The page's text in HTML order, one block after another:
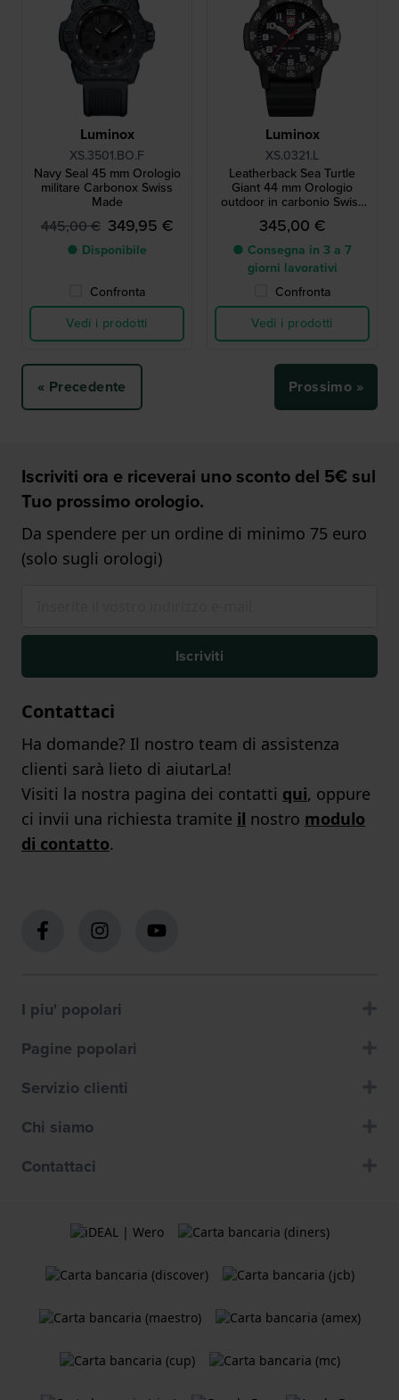
Luminox
XS.3501.BO.F
Navy Seal 45 mm Orologio
militare Carbonox Swiss
Made
445,00 € 349,95 €
● Disponibile
Confronta
Vedi i prodotti
Luminox
XS.0321.L
Leatherback Sea Turtle
Giant 44 mm Orologio
outdoor in carbonio Swiss
Made
345,00 €
● Consegna in 3 a 7
giorni lavorativi
Confronta
Vedi i prodotti
« Precedente Prossimo »
Iscriviti ora e riceverai uno sconto del 5€ sul
Tuo prossimo orologio.
Da spendere per un ordine di minimo 75 euro
(solo sugli orologi)
Iscriviti
Contattaci
Ha domande? Il nostro team di assistenza
clienti sarà lieto di aiutarLa!
Visiti la nostra pagina dei contatti qui, oppure
ci invii una richiesta tramite il nostro modulo
di contatto.
I piu' popolari
Pagine popolari
Servizio clienti
Chi siamo
Contattaci